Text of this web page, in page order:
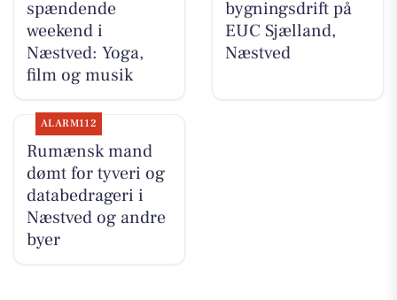
spændende
weekend i
Næstved: Yoga,
film og musik
bygningsdrift på
EUC Sjælland,
Næstved
ALARM112
Rumænsk mand
dømt for tyveri og
databedrageri i
Næstved og andre
byer